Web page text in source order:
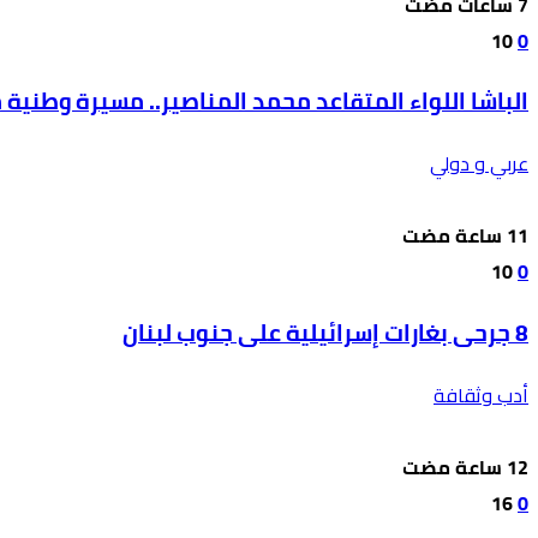
0
10
الباشا اللواء المتقاعد محمد المناصير.. مسيرة
عربي و دولي
0
10
8 جرحى بغارات إسرائيلية على جنوب لبنان
أدب وثقافة
0
16